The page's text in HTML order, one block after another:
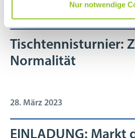
Nur notwendige
Tischtennisturnier:
Normalität
28. März 2023
EINLADUNG: Markt